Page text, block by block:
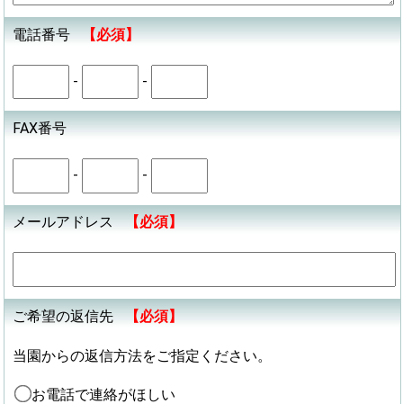
電話番号 【必須】
- -
FAX番号
- -
メールアドレス 【必須】
ご希望の返信先 【必須】
当園からの返信方法をご指定ください。
お電話で連絡がほしい